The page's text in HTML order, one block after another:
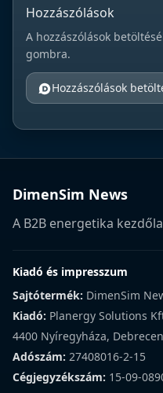
Hozzászólások
A hozzászólások
gombra.
Hozzászólások
DimenSim News
A B2B energetika
Kiadó és impresszum
Sajtótermék: DimenSim
Kiadó: Planergy Solutions
4400 Nyíregyháza,
Adószám: 27408016-2-15
Cégjegyzékszám: 15-09-